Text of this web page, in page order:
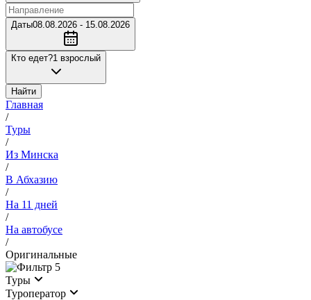
Даты08.08.2026 - 15.08.2026
Кто едет?1 взрослый
Найти
Главная
/
Туры
/
Из Минска
/
В Абхазию
/
На 11 дней
/
На автобусе
/
Оригинальные
5
Туры
Туроператор